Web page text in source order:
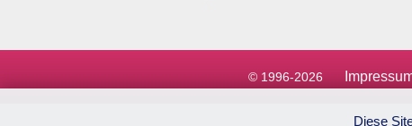
© 1996-2026
Diese